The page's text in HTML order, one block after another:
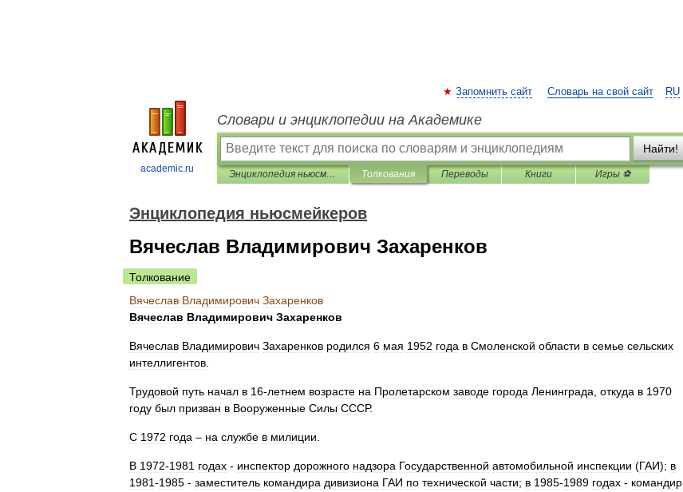
academic.ru
RU
Запомнить сайт Словарь на свой сайт
Словари и энциклопедии на Академике
Найти!
Энциклопедия ньюсмейкеров Толкования Переводы Книги Игры ⚽
Энциклопедия ньюсмейкеров
Вячеслав Владимирович Захаренков
Толкование
Вячеслав Владимирович Захаренков
Вячеслав Владимирович Захаренков
Вячеслав Владимирович Захаренков родился 6 мая 1952 года в Смоленской области в семье сельских
интеллигентов
Трудовой путь начал в 16-летнем возрасте на Пролетарском заводе города Ленинграда откуда в 1970
году был призван в Вооруженные Силы СССР.
С 1972 года – на службе в милиции
В 1972-1981 годах - инспектор дорожного надзора Государственной автомобильной инспекции (ГАИ); в
1981-1985 - заместитель командира дивизиона ГАИ по технической части; в 1985-1989 годах - командир